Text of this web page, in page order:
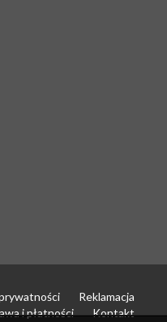
Reklamacja
i płatności Kontakt